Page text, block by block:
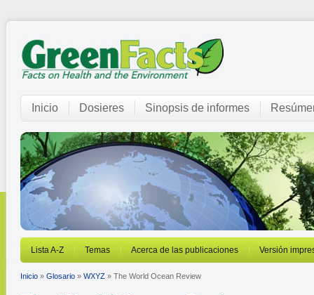
Inicio Dosieres Sinopsis de informes
Lista A-Z Temas Acerca de las publicaciones Versión
Inicio » Glosario » WXYZ » The World Ocean Review